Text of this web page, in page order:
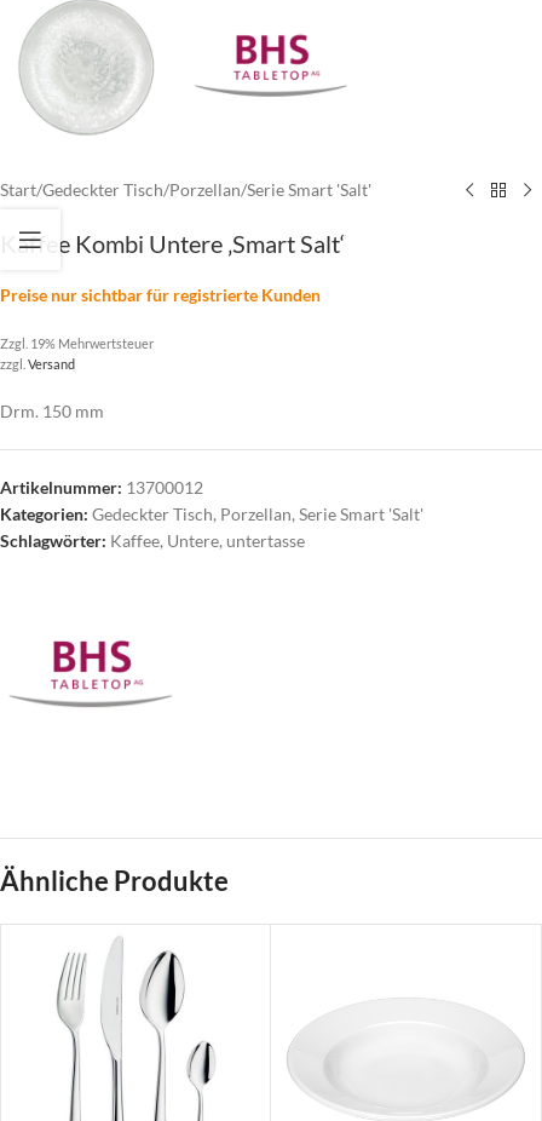
Start/Gedeckter Tisch/Porzellan/Serie Smart 'Salt'
Kaffee Kombi Untere ‚Smart Salt‘
Preise nur sichtbar für registrierte Kunden
Zzgl. 19% Mehrwertsteuer
zzgl. Versand
Drm. 150 mm
Artikelnummer: 13700012
Kategorien: Gedeckter Tisch, Porzellan, Serie Smart 'Salt'
Schlagwörter: Kaffee, Untere, untertasse
Ähnliche Produkte